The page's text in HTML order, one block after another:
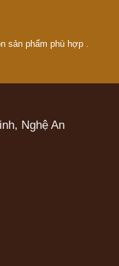
sản phẩm phù hợp .
Nghệ An